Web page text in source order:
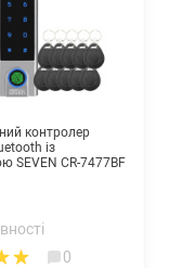
контролер
із
SEVEN CR-7477BF
0